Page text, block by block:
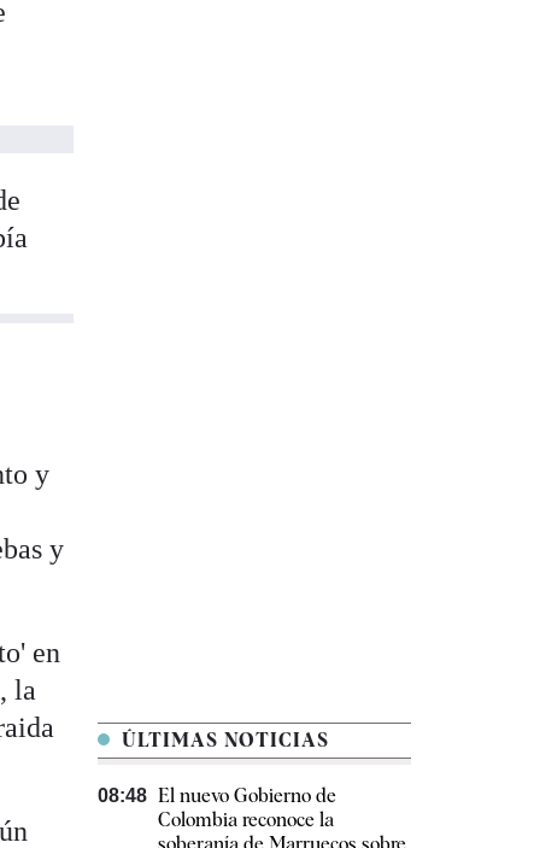
y
y
en
la
ÚLTIMAS NOTICIAS
08:48 El nuevo Gobierno de
Colombia reconoce la